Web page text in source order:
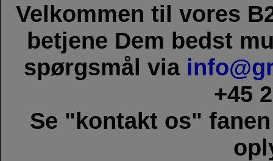
Velkommen til vores
betjene Dem bedst
spørgsmål via
+45
Se "kontakt os"